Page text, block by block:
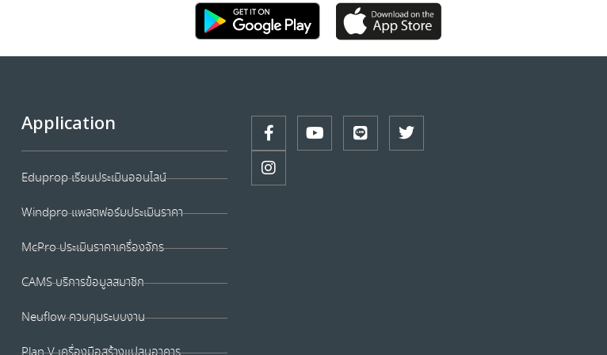
Application
Eduprop เรียนประเมินออนไลน์
Windpro แพลตฟอร์มประเมินราคา
McPro ประเมินราคาเครื่องจักร
CAMS บริการข้อมูลสมาชิก
Neuflow ควบคุมระบบงาน